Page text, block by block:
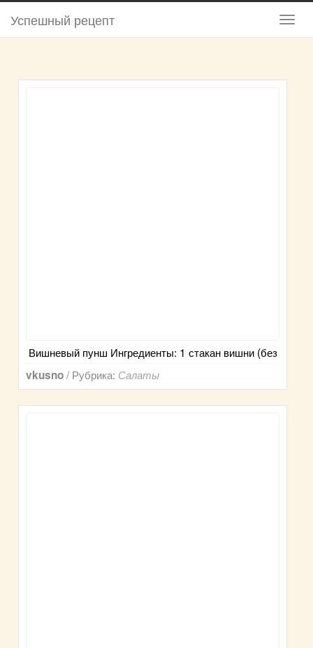
Успешный рецепт
Вишневый пунш Ингредиенты: 1 стакан вишни (без
vkusno/ Рубрика: Салаты